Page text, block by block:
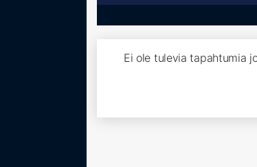
Ei ole tulevia tapahtumia